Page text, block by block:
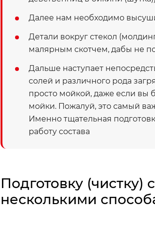
Далее нам необходимо
Детали вокруг стекол
малярным скотчем, дабы не
Дальше наступает
солей и различного рода
просто мойкой, даже если вы
мойки. Пожалуй, это самый
Именно тщательная
работу состава
Подготовку
несколькими